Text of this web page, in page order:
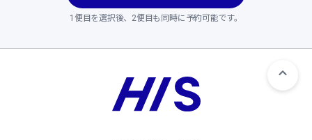
1便目を選択後、2便目も同時に予約可能です。